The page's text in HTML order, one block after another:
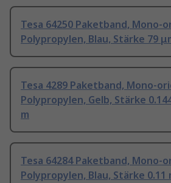
Tesa 64250 Paketband, Mono-
Polypropylen, Blau, Stärke 79
Tesa 4289 Paketband, Mono-
Polypropylen, Gelb, Stärke
m
Tesa 64284 Paketband, Mono-
Polypropylen, Blau, Stärke 0.11